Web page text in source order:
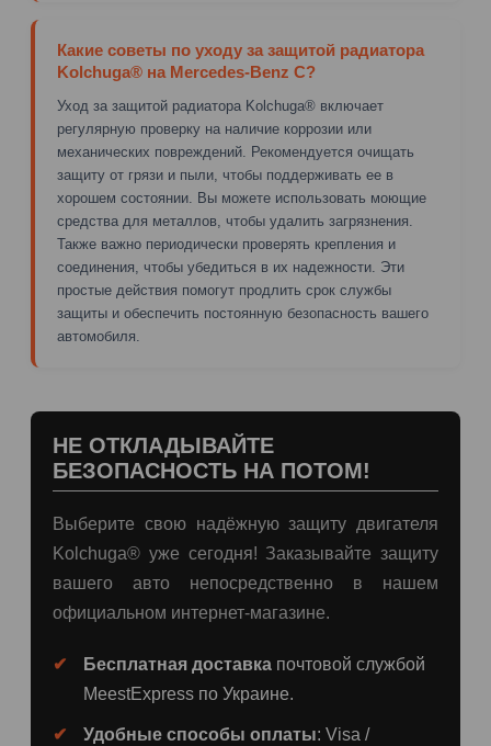
Какие советы по уходу за защитой радиатора
Kolchuga® на Mercedes-Benz C?
Уход за защитой радиатора Kolchuga® включает
регулярную проверку на наличие коррозии или
механических повреждений. Рекомендуется очищать
защиту от грязи и пыли, чтобы поддерживать ее в
хорошем состоянии. Вы можете использовать моющие
средства для металлов, чтобы удалить загрязнения.
Также важно периодически проверять крепления и
соединения, чтобы убедиться в их надежности. Эти
простые действия помогут продлить срок службы
защиты и обеспечить постоянную безопасность вашего
автомобиля.
НЕ ОТКЛАДЫВАЙТЕ
БЕЗОПАСНОСТЬ НА ПОТОМ!
Выберите свою надёжную защиту двигателя
Kolchuga® уже сегодня! Заказывайте защиту
вашего авто непосредственно в нашем
официальном интернет-магазине.
Бесплатная доставка почтовой службой
MeestExpress по Украине.
Удобные способы оплаты: Visa /